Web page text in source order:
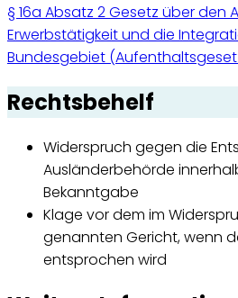
§ 16a Absatz 2 Gesetz über den
Erwerbstätigkeit und die
Bundesgebiet
Rechtsbehelf
Widerspruch gegen die
Ausländerbehörde
Bekanntgabe
Klage vor dem im
genannten Gericht, wenn
entsprochen wird